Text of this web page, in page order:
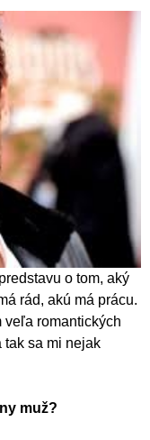
o tom, aký
rád, akú má prácu.
veľa romantických
tak sa mi nejak
muž?